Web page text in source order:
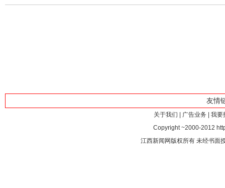
友情
关于我们 广告业务
我要
Copyright ~2000-2012
江西新闻网版权所有 未经书面